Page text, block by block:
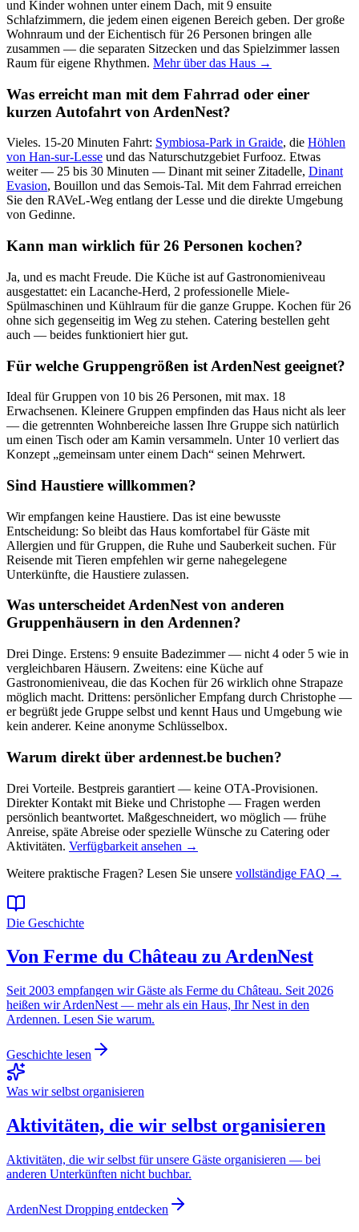
und Kinder wohnen unter einem Dach, mit 9 ensuite
Schlafzimmern, die jedem einen eigenen Bereich geben. Der große
Wohnraum und der Eichentisch für 26 Personen bringen alle
zusammen — die separaten Sitzecken und das Spielzimmer lassen
Raum für eigene Rhythmen. Mehr über das Haus →
Was erreicht man mit dem Fahrrad oder einer
kurzen Autofahrt von ArdenNest?
Vieles. 15-20 Minuten Fahrt: Symbiosa-Park in Graide, die Höhlen
von Han-sur-Lesse und das Naturschutzgebiet Furfooz. Etwas
weiter — 25 bis 30 Minuten — Dinant mit seiner Zitadelle, Dinant
Evasion, Bouillon und das Semois-Tal. Mit dem Fahrrad erreichen
Sie den RAVeL-Weg entlang der Lesse und die direkte Umgebung
von Gedinne.
Kann man wirklich für 26 Personen kochen?
Ja, und es macht Freude. Die Küche ist auf Gastronomieniveau
ausgestattet: ein Lacanche-Herd, 2 professionelle Miele-
Spülmaschinen und Kühlraum für die ganze Gruppe. Kochen für 26
ohne sich gegenseitig im Weg zu stehen. Catering bestellen geht
auch — beides funktioniert hier gut.
Für welche Gruppengrößen ist ArdenNest geeignet?
Ideal für Gruppen von 10 bis 26 Personen, mit max. 18
Erwachsenen. Kleinere Gruppen empfinden das Haus nicht als leer
— die getrennten Wohnbereiche lassen Ihre Gruppe sich natürlich
um einen Tisch oder am Kamin versammeln. Unter 10 verliert das
Konzept „gemeinsam unter einem Dach“ seinen Mehrwert.
Sind Haustiere willkommen?
Wir empfangen keine Haustiere. Das ist eine bewusste
Entscheidung: So bleibt das Haus komfortabel für Gäste mit
Allergien und für Gruppen, die Ruhe und Sauberkeit suchen. Für
Reisende mit Tieren empfehlen wir gerne nahegelegene
Unterkünfte, die Haustiere zulassen.
Was unterscheidet ArdenNest von anderen
Gruppenhäusern in den Ardennen?
Drei Dinge. Erstens: 9 ensuite Badezimmer — nicht 4 oder 5 wie in
vergleichbaren Häusern. Zweitens: eine Küche auf
Gastronomieniveau, die das Kochen für 26 wirklich ohne Strapaze
möglich macht. Drittens: persönlicher Empfang durch Christophe —
er begrüßt jede Gruppe selbst und kennt Haus und Umgebung wie
kein anderer. Keine anonyme Schlüsselbox.
Warum direkt über ardennest.be buchen?
Drei Vorteile. Bestpreis garantiert — keine OTA-Provisionen.
Direkter Kontakt mit Bieke und Christophe — Fragen werden
persönlich beantwortet. Maßgeschneidert, wo möglich — frühe
Anreise, späte Abreise oder spezielle Wünsche zu Catering oder
Aktivitäten. Verfügbarkeit ansehen →
Weitere praktische Fragen? Lesen Sie unsere vollständige FAQ →
Die Geschichte
Von Ferme du Château zu ArdenNest
Seit 2003 empfangen wir Gäste als Ferme du Château. Seit 2026
heißen wir ArdenNest — mehr als ein Haus, Ihr Nest in den
Ardennen. Lesen Sie warum.
Geschichte lesen
Was wir selbst organisieren
Aktivitäten, die wir selbst organisieren
Aktivitäten, die wir selbst für unsere Gäste organisieren — bei
anderen Unterkünften nicht buchbar.
ArdenNest Dropping entdecken